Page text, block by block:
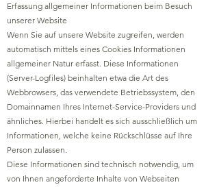
Erfassung allgemeiner Informationen beim Besuch
unserer Website
Wenn Sie auf unsere Website zugreifen, werden
automatisch mittels eines Cookies Informationen
allgemeiner Natur erfasst. Diese Informationen
(Server-Logfiles) beinhalten etwa die Art des
Webbrowsers, das verwendete Betriebssystem, den
Domainnamen Ihres Internet-Service-Providers und
ähnliches. Hierbei handelt es sich ausschließlich um
Informationen, welche keine Rückschlüsse auf Ihre
Person zulassen.
Diese Informationen sind technisch notwendig, um
von Ihnen angeforderte Inhalte von Webseiten